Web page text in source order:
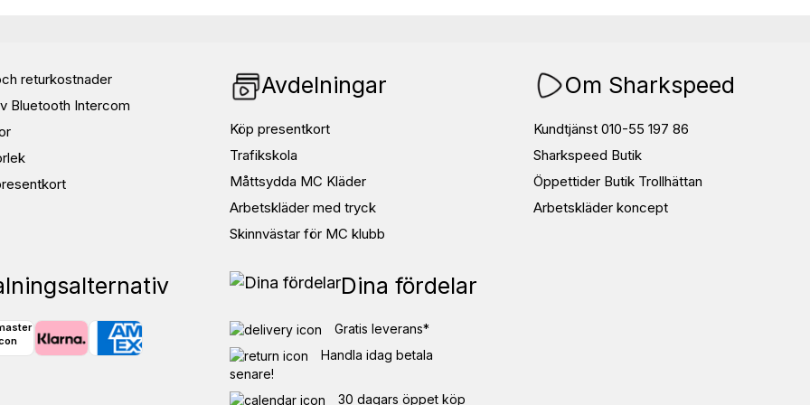
delar på byxan
en tilläggskostnad på
ifrån sharkspeed efter
beroende på
returkostnader
Bluetooth Intercom
Avdelningar
Köp presentkort
Trafikskola
Måttsydda MC Kläder
Arbetskläder med tryck
Skinnvästar för MC klubb
Om Sharkspeed
Kundtjänst 010-55 197 86
Sharkspeed Butik
Öppettider Butik Trollhättan
Arbetskläder koncept
Dina fördelar
Gratis leverans*
Handla idag betala
senare!
30 dagars öppet köp